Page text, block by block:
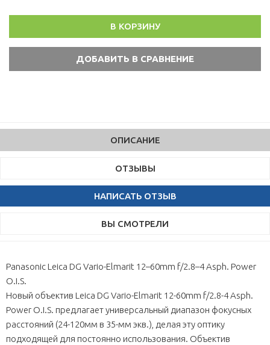
В КОРЗИНУ
ОПИСАНИЕ
ОТЗЫВЫ
НАПИСАТЬ ОТЗЫВ
ВЫ СМОТРЕЛИ
Panasonic Leica DG Vario-Elmarit 12–60mm f/2.8–4 Asph. Power
O.I.S.
Новый объектив Leica DG Vario-Elmarit 12-60mm f/2.8-4 Asph.
Power O.I.S. предлагает универсальный диапазон фокусных
расстояний (24-120мм в 35-мм экв.), делая эту оптику
подходящей для постоянно использования. Объектив